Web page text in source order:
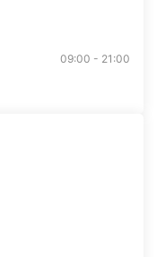
09:00 - 21:00